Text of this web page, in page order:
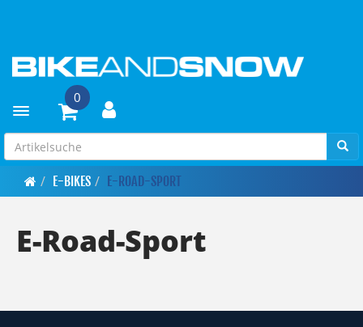
Toggle navigation
0
E-BIKES E-ROAD-SPORT
E-Road-Sport